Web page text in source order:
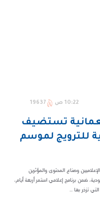
10:22 ص 19637
تستضيف
للترويج لموسم
وصناع المحتوى والمؤثرين
ضمن برنامج إعلامي استمر أربعة أيام،
تزخر بها ...